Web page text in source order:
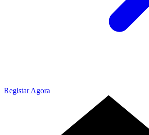
Registar Agora